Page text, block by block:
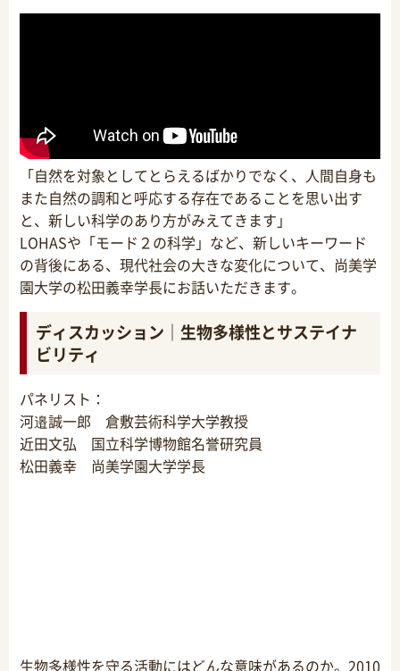
「自然を対象としてとらえるばかりでなく、人間自身も
また自然の調和と呼応する存在であることを思い出す
と、新しい科学のあり方がみえてきます」
LOHASや「モード２の科学」など、新しいキーワード
の背後にある、現代社会の大きな変化について、尚美学
園大学の松田義幸学長にお話いただきます。
ディスカッション｜生物多様性とサステイナ
ビリティ
パネリスト：
河邉誠一郎 倉敷芸術科学大学教授
近田文弘 国立科学博物館名誉研究員
松田義幸 尚美学園大学学長
生物多様性を守る活動にはどんな意味があるのか。2010